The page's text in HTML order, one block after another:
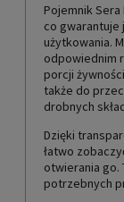
Pojemnik
co gwarantuje
użytkowania.
odpowiednim
porcji
także do
drobnych
Dzięki
łatwo
otwierania go.
potrzebnych